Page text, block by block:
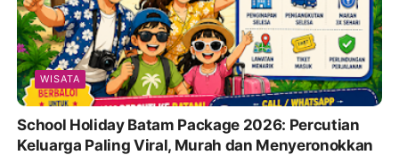
WISATA
School Holiday Batam Package 2026: Percutian
Keluarga Paling Viral, Murah dan Menyeronokkan